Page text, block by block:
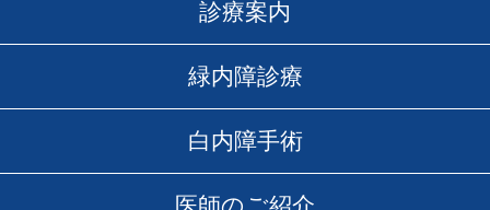
診療案内
緑内障診療
白内障手術